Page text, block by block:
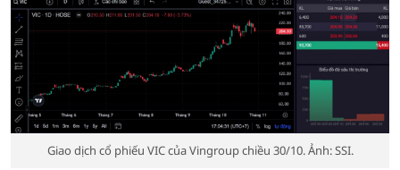
Giao dịch cổ phiếu VIC của Vingroup chiều 30/10. Ảnh: SSI.